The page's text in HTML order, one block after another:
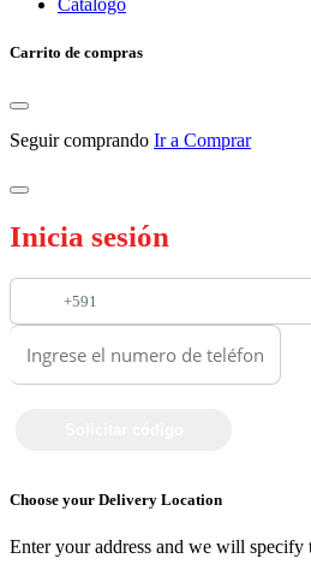
Catalogo
Carrito de compras
Seguir comprando Ir a Comprar
Inicia sesión
+591
Choose your Delivery Location
Enter your address and we will specify